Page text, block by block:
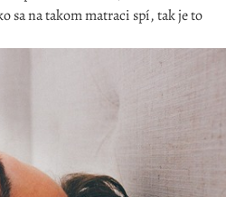
sa na takom matraci spí, tak je to